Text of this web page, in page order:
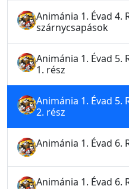
Animánia 1. Évad 4.
szárnycsapások
Animánia 1. Évad 5.
1. rész
Animánia 1. Évad 5.
2. rész
Animánia 1. Évad 6.
Animánia 1. Évad 6.